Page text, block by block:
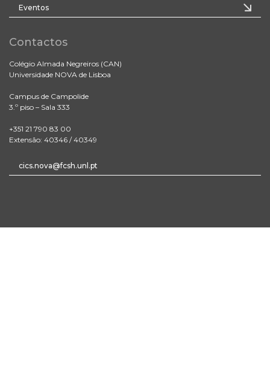
Eventos
Contactos
Colégio Almada Negreiros (CAN)
Universidade NOVA de Lisboa
Campus de Campolide
3.º piso – Sala 333
+351 21 790 83 00
Extensão: 40346 / 40349
cics.nova@fcsh.unl.pt